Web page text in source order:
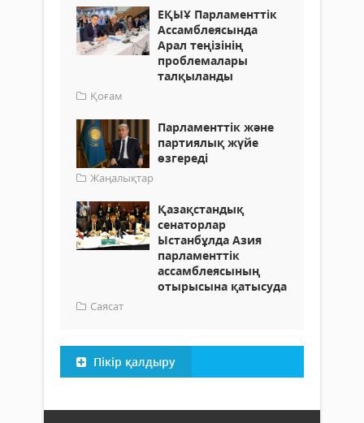
ЕҚЫҰ Парламенттік
Ассамблеясында
Арал теңізінің
проблемалары
талқыланды
Қоғам
Парламенттік және
партиялық жүйе
өзгереді
Жаңалықтар
Қазақстандық
сенаторлар
Ыстанбұлда Азия
парламенттік
ассамблеясының
отырысына қатысуда
Саясат
Пікір қалдыру